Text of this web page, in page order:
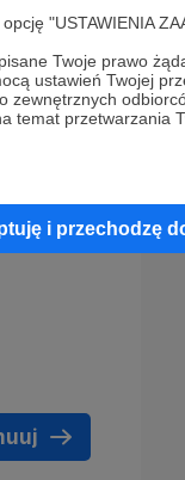
"USTAWIENIA
Twoje prawo
ustawień Twojej
zewnętrznych
temat przetwarzania
i przechodzę